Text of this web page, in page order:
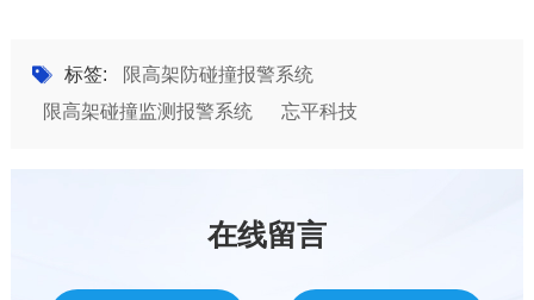
标签:
限高架防碰撞报警系统
限高架碰撞监测报警系统
忘平科技
在线留言